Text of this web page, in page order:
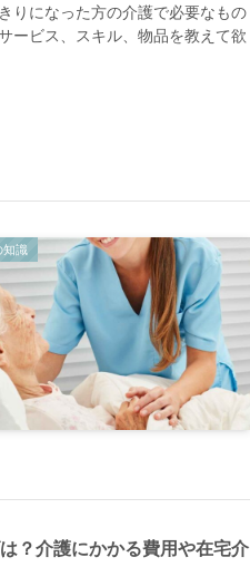
りになった方の介護で必要なもの
ービス、スキル、物品を教えて欲
知識
？介護にかかる費用や在宅介